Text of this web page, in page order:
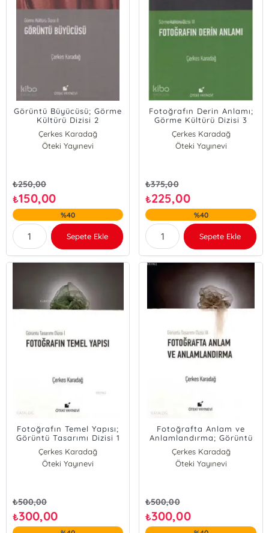
Görüntü Büyücüsü; Görme
Kültürü Dizisi 2
Çerkes Karadağ
Öteki Yayınevi
₺250,00
₺150,00
%40
Sepete Ekle
Fotoğrafın Derin Anlamı;
Görme Kültürü Dizisi 3
Çerkes Karadağ
Öteki Yayınevi
₺375,00
₺225,00
%40
Sepete Ekle
Fotoğrafın Temel Yapısı;
Görüntü Tasarımı Dizisi 1
Çerkes Karadağ
Öteki Yayınevi
₺500,00
₺300,00
Fotoğrafta Anlam ve
Anlamlandırma; Görüntü
Tasarımı Dizisi 3
Çerkes Karadağ
Öteki Yayınevi
₺500,00
₺300,00